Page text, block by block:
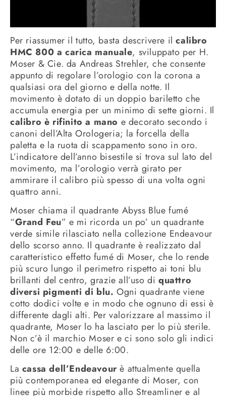
Per riassumer il tutto, basta descrivere ilcalibro
HMC 800 a carica manuale, sviluppato per H.
Moser & Cie. da Andreas Strehler, che consente
appunto di regolare l’orologio con la corona a
qualsiasi ora del giorno e della notte. Il
movimento è dotato di un doppio bariletto che
accumula energia per un minimo di sette giorni. Il
calibro è rifinito a mano e decorato secondo i
canoni dell’Alta Orologeria; la forcella della
paletta e la ruota di scappamento sono in oro.
L’indicatore dell’anno bisestile si trova sul lato del
movimento, ma l’orologio verrà girato per
ammirare il calibro più spesso di una volta ogni
quattro anni.
Moser chiama il quadrante Abyss Blue fumé
“Grand Feu” e mi ricorda un po’ un quadrante
verde simile rilasciato nella collezione Endeavour
dello scorso anno. Il quadrante è realizzato dal
caratteristico effetto fumé di Moser, che lo rende
più scuro lungo il perimetro rispetto ai toni blu
brillanti del centro, grazie all’uso diquattro
diversi pigmenti di blu. Ogni quadrante viene
cotto dodici volte e in modo che ognuno di essi è
differente dagli alti. Per valorizzare al massimo il
quadrante, Moser lo ha lasciato per lo più sterile.
Non c’è il marchio Moser e ci sono solo gli indici
delle ore 12:00 e delle 6:00.
La cassa dell’Endeavourè attualmente quella
più contemporanea ed elegante di Moser, con
linee più morbide rispetto allo Streamliner e al